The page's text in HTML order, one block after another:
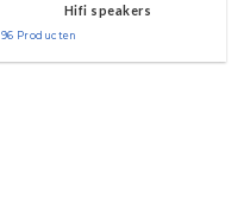
Hifi speakers
96 Producten